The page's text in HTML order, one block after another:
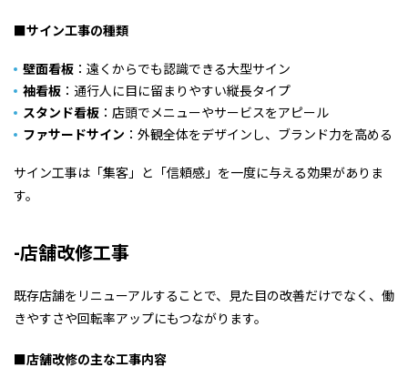
■サイン工事の種類
壁面看板 ：遠くからでも認識できる大型サイン
袖看板 ：通行人に目に留まりやすい縦長タイプ
スタンド看板 ：店頭でメニューやサービスをアピール
ファサードサイン ：外観全体をデザインし、ブランド力を高める
サイン工事は「集客」と「信頼感」を一度に与える効果がありま
す。
-店舗改修工事
既存店舗をリニューアルすることで、見た目の改善だけでなく、働
きやすさや回転率アップにもつながります。
■店舗改修の主な工事内容